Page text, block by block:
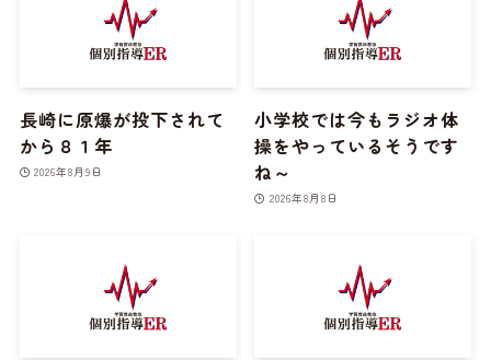
長崎に原爆が投下されて
から８１年
2026年8月9日
小学校では今もラジオ体
操をやっているそうです
ね～
2026年8月8日